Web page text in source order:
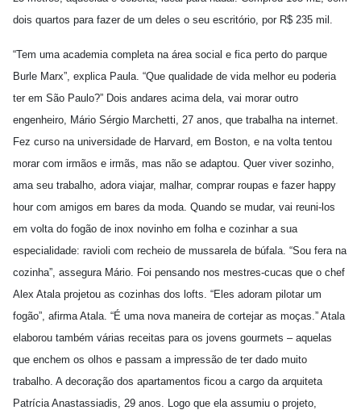
dois quartos para fazer de um deles o seu escritório, por R$ 235 mil.
“Tem uma academia completa na área social e fica perto do parque
Burle Marx”, explica Paula. “Que qualidade de vida melhor eu poderia
ter em São Paulo?” Dois andares acima dela, vai morar outro
engenheiro, Mário Sérgio Marchetti, 27 anos, que trabalha na internet.
Fez curso na universidade de Harvard, em Boston, e na volta tentou
morar com irmãos e irmãs, mas não se adaptou. Quer viver sozinho,
ama seu trabalho, adora viajar, malhar, comprar roupas e fazer happy
hour com amigos em bares da moda. Quando se mudar, vai reuni-los
em volta do fogão de inox novinho em folha e cozinhar a sua
especialidade: ravioli com recheio de mussarela de búfala. “Sou fera na
cozinha”, assegura Mário. Foi pensando nos mestres-cucas que o chef
Alex Atala projetou as cozinhas dos lofts. “Eles adoram pilotar um
fogão”, afirma Atala. “É uma nova maneira de cortejar as moças.” Atala
elaborou também várias receitas para os jovens gourmets – aquelas
que enchem os olhos e passam a impressão de ter dado muito
trabalho. A decoração dos apartamentos ficou a cargo da arquiteta
Patrícia Anastassiadis, 29 anos. Logo que ela assumiu o projeto,